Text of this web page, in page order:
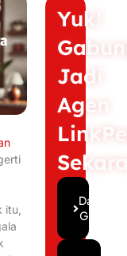
itu,
Yuk!
Jadi
Agen
Daftar
Gratis